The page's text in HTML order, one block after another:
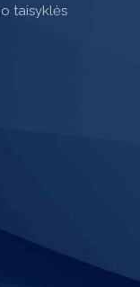
taisyklės